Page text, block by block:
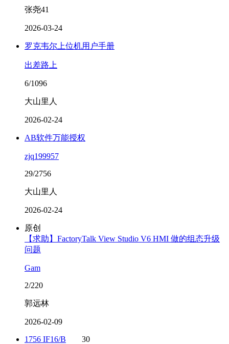
张尧41
2026-03-24
罗克韦尔上位机用户手册
出差路上
6/1096
大山里人
2026-02-24
AB软件万能授权
zjq199957
29/2756
大山里人
2026-02-24
原创
【求助】FactoryTalk View Studio V6 HMI 做的组态升级
问题
Gam
2/220
郭远林
2026-02-09
1756 IF16/B
30